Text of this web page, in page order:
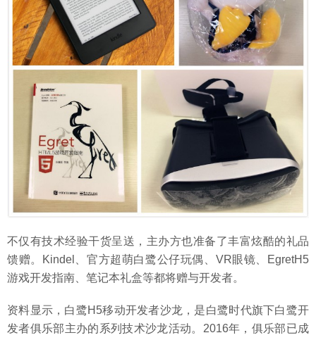
不仅有技术经验干货呈送，主办方也准备了丰富炫酷的礼品
馈赠。Kindel、官方超萌白鹭公仔玩偶、VR眼镜、EgretH5
游戏开发指南、笔记本礼盒等都将赠与开发者。
资料显示，白鹭H5移动开发者沙龙，是白鹭时代旗下白鹭开
发者俱乐部主办的系列技术沙龙活动。2016年，俱乐部已成